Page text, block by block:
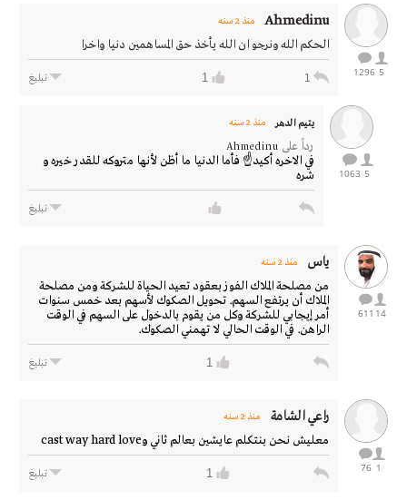
5
1296
Ahmedinu منذ 2 سنه
الحكم الله ونرجو ان الله يأخذ حق المساهمين دنيا واخرا
1
1 تبليغ
5
1063
يتيم الدهر منذ 2 سنه
رداً على Ahmedinu
في الاخره أكيد☝️ فأما الدنيا ما أظن لأنها متروكه للقدر خيره و
شره
تبليغ
14
611
ياس منذ 2 سنه
من مصلحة الملاك الفوز بعقود تعيد الحياة للشركة ومن مصلحة
الملاك أن يرتفع السهم. تحويل الصكوك لأسهم بعد خمس سنوات
أمر إيجابي للشركة وكل من يقوم بالدخول على السهم في الوقت
الراهن. في الوقت الحالي لا تهمني الصكوك.
1 تبليغ
1
76
راعي الشامة منذ 2 سنه
معليش نحن بنتكلم عايشين بعالم ثاني وcast way hard love
1 تبليغ